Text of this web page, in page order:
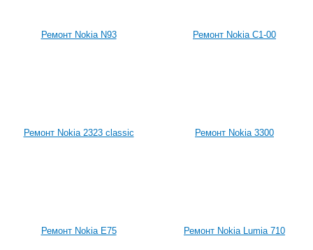
Ремонт Nokia N93 Ремонт Nokia C1-00
Ремонт Nokia 2323 classic Ремонт Nokia 3300
Ремонт Nokia E75 Ремонт Nokia Lumia 710